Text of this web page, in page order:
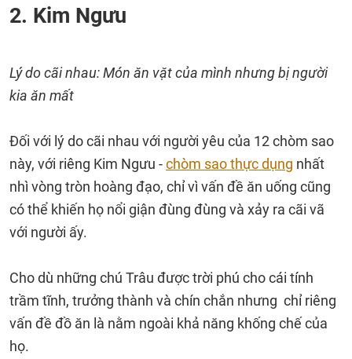
2. Kim Ngưu
Lý do cãi nhau: Món ăn vặt của mình nhưng bị người
kia ăn mất
Đối với lý do cãi nhau với người yêu của 12 chòm sao
này, với riêng Kim Ngưu -chòm sao thực dụng nhất
nhì vòng tròn hoàng đạo, chỉ vì vấn đề ăn uống cũng
có thể khiến họ nổi giận đùng đùng và xảy ra cãi vã
với người ấy.
Cho dù những chú Trâu được trời phú cho cái tính
trầm tĩnh, trưởng thành và chín chắn nhưng chỉ riêng
vấn đề đồ ăn là nằm ngoài khả năng khống chế của
họ.